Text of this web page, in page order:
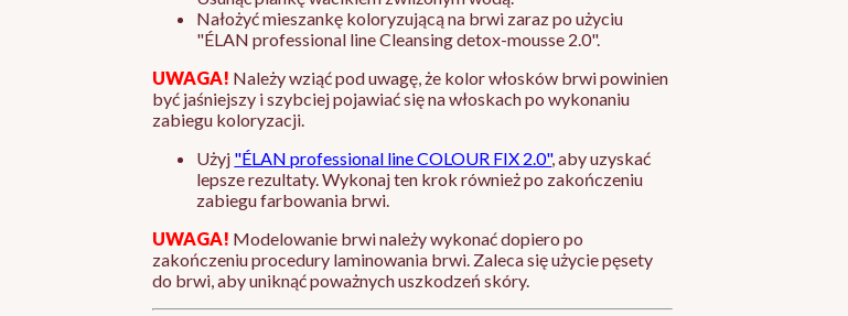
Nałożyć mieszankę koloryzującą na brwi zaraz po użyciu
"ÉLAN professional line Cleansing detox-mousse 2.0".
UWAGA! Należy wziąć pod uwagę, że kolor włosków brwi powinien
być jaśniejszy i szybciej pojawiać się na włoskach po wykonaniu
zabiegu koloryzacji.
Użyj "ÉLAN professional line COLOUR FIX 2.0", aby uzyskać
lepsze rezultaty. Wykonaj ten krok również po zakończeniu
zabiegu farbowania brwi.
UWAGA! Modelowanie brwi należy wykonać dopiero po
zakończeniu procedury laminowania brwi. Zaleca się użycie pęsety
do brwi, aby uniknąć poważnych uszkodzeń skóry.